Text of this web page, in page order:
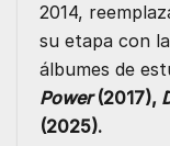
2014,
su etapa con
álbumes de
Power(2017),
(2025).